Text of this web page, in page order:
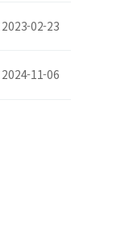
2023-02-23
2024-11-06